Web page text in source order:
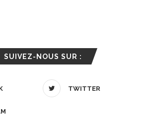
SUIVEZ-NOUS SUR :
TWITTER